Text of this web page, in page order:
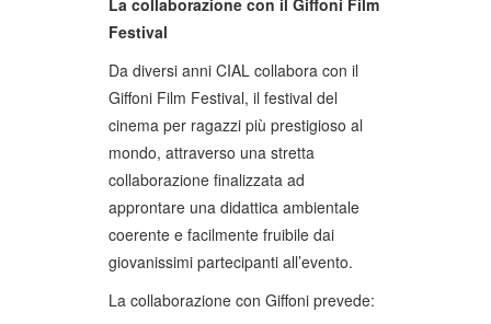
La collaborazione con il Giffoni Film
Festival
Da diversi anni CIAL collabora con il
Giffoni Film Festival, il festival del
cinema per ragazzi più prestigioso al
mondo, attraverso una stretta
collaborazione finalizzata ad
approntare una didattica ambientale
coerente e facilmente fruibile dai
giovanissimi partecipanti all’evento.
La collaborazione con Giffoni prevede: